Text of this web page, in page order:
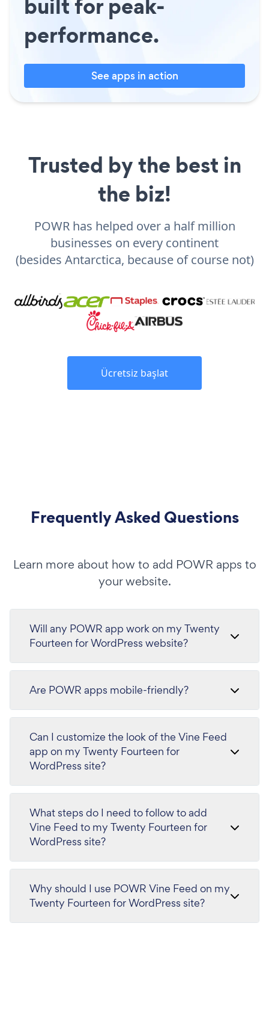
performance.
See apps in action
Trusted by the best in
the biz!
POWR has helped over a half million
businesses on every continent
(besides Antarctica, because of course not)
Ücretsiz başlat
Frequently Asked Questions
Learn more about how to add POWR apps to
your website.
Will any POWR app work on my Twenty
Fourteen for WordPress website?
Are POWR apps mobile-friendly?
Can I customize the look of the Vine Feed
app on my Twenty Fourteen for
WordPress site?
What steps do I need to follow to add
Vine Feed to my Twenty Fourteen for
WordPress site?
Why should I use POWR Vine Feed on my
Twenty Fourteen for WordPress site?